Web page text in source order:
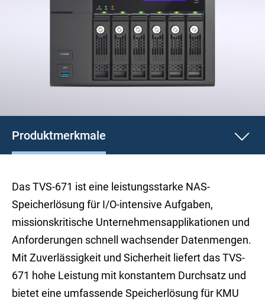
Produktmerkmale
Das TVS-671 ist eine leistungsstarke NAS-
Speicherlösung für I/O-intensive Aufgaben,
missionskritische Unternehmensapplikationen und
Anforderungen schnell wachsender Datenmengen.
Mit Zuverlässigkeit und Sicherheit liefert das TVS-
671 hohe Leistung mit konstantem Durchsatz und
bietet eine umfassende Speicherlösung für KMU